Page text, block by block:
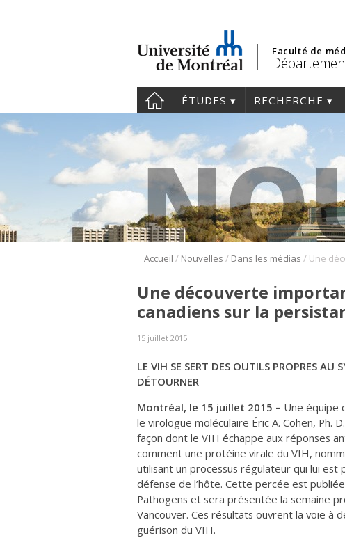
Faculté de
ÉTUDES RECHERCHE
Accueil / Nouvelles / Dans les médias /
Une découverte
canadiens sur la
15 juillet 2015
LE VIH SE SERT DES OUTILS PROPRES AU
DÉTOURNER
Montréal, le 15 juillet 2015 – Une équipe
le virologue moléculaire Éric A. Cohen, Ph.
façon dont le VIH échappe aux réponses
comment une protéine virale du VIH,
utilisant un processus régulateur qui lui
défense de l’hôte. Cette percée est
Pathogens et sera présentée la semaine
Vancouver. Ces résultats ouvrent la voie
guérison du VIH.